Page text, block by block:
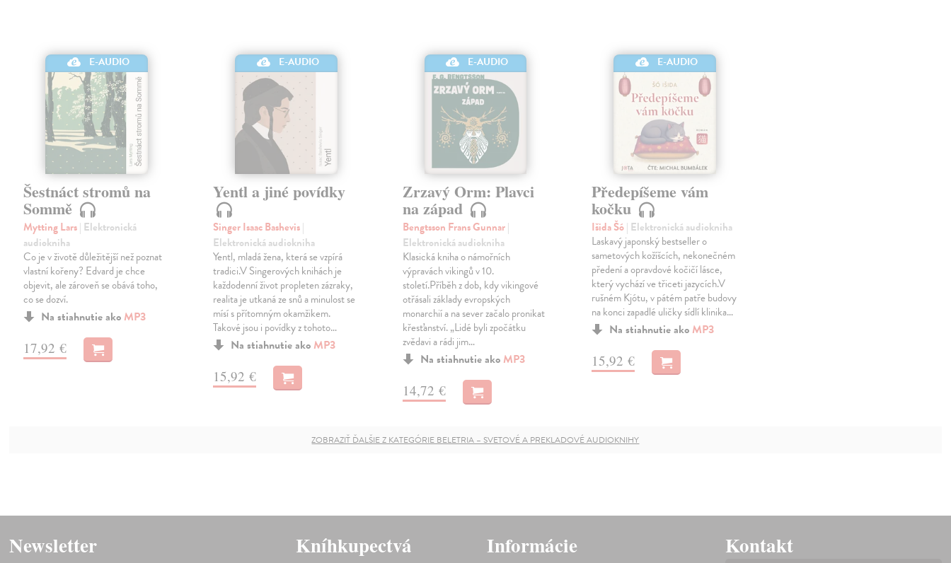
E-AUDIO
Šestnáct stromů na
Sommě
Mytting Lars| Elektronická
audiokniha
Co je v životě důležitější než poznat
vlastní kořeny? Edvard je chce
objevit, ale zároveň se obává toho,
co se dozví.
Na stiahnutie ako MP3
17,92 €
E-AUDIO
Yentl a jiné povídky
Singer Isaac Bashevis|
Elektronická audiokniha
Yentl, mladá žena, která se vzpírá
tradici.V Singerových knihách je
každodenní život propleten zázraky,
realita je utkaná ze snů a minulost se
mísí s přítomným okamžikem.
Takové jsou i povídky z tohoto…
Na stiahnutie ako MP3
15,92 €
E-AUDIO
Zrzavý Orm: Plavci
na západ
Bengtsson Frans Gunnar|
Elektronická audiokniha
Klasická kniha o námořních
výpravách vikingů v 10.
století.Příběh z dob, kdy vikingové
otřásali základy evropských
monarchií a na sever začalo pronikat
křesťanství. „Lidé byli zpočátku
zvědavi a rádi jim…
Na stiahnutie ako MP3
14,72 €
E-AUDIO
Předepíšeme vám
kočku
Išida Šó| Elektronická audiokniha
Laskavý japonský bestseller o
sametových kožíšcích, nekonečném
předení a opravdové kočičí lásce,
který vychází ve třiceti jazycích.V
rušném Kjótu, v pátém patře budovy
na konci zapadlé uličky sídlí klinika…
Na stiahnutie ako MP3
15,92 €
ZOBRAZIŤ ĎALŠIE Z KATEGÓRIE BELETRIA – SVETOVÉ A PREKLADOVÉ AUDIOKNIHY
Newsletter Kníhkupectvá Informácie Kontakt